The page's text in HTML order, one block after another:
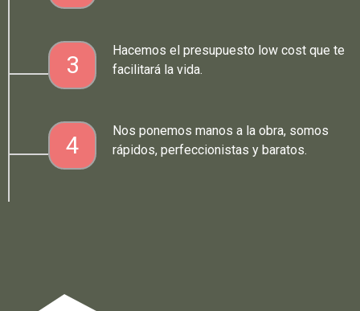
3
Hacemos el presupuesto low cost que te
facilitará la vida.
4
Nos ponemos manos a la obra, somos
rápidos, perfeccionistas y baratos.